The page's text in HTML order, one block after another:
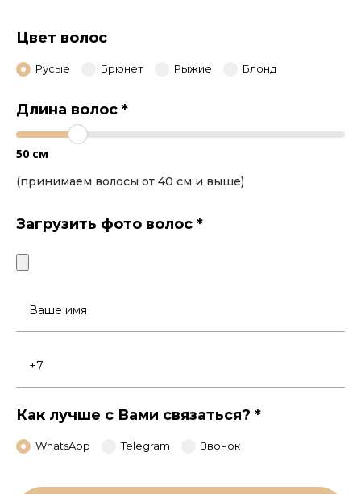
Цвет волос
Русые Брюнет Рыжие Блонд
Длина волос *
50 см
(принимаем волосы от 40 см и выше)
Загрузить фото волос *
Ваше
имя
Номер
телефона
Как лучше с Вами связаться? *
WhatsApp Telegram Звонок